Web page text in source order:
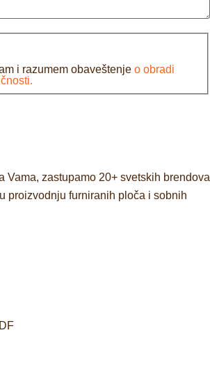
i razumem obaveštenje o obradi
Vama, zastupamo 20+ svetskih brendova
proizvodnju furniranih ploča i sobnih